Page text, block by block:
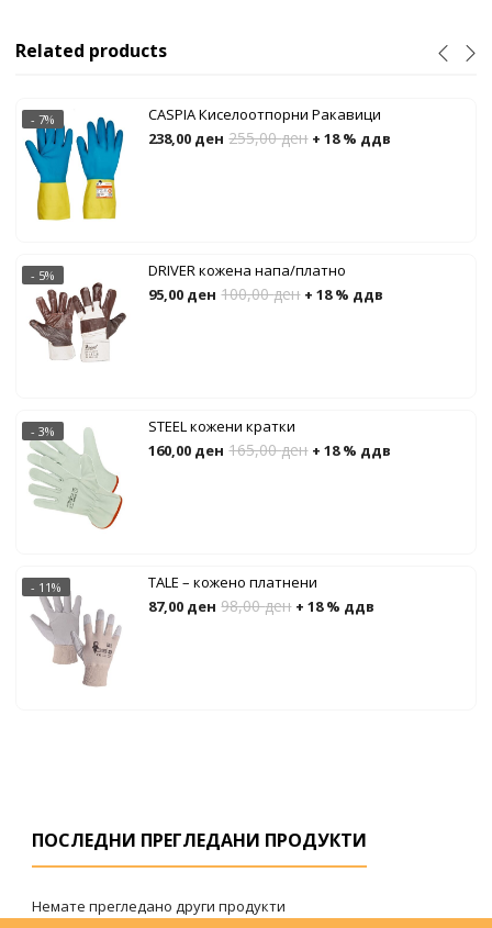
Related products
CASPIA Киселоотпорни Ракавици
238,00 ден 255,00ден + 18 % ддв
- 7%
DRIVER кожена напа/платно
95,00 ден 100,00ден + 18 % ддв
- 5%
STEEL кожени кратки
160,00 ден 165,00ден + 18 % ддв
- 3%
TALE – кожено платнени
87,00 ден 98,00ден + 18 % ддв
- 11%
ПОСЛЕДНИ ПРЕГЛЕДАНИ ПРОДУКТИ
Немате прегледано други продукти